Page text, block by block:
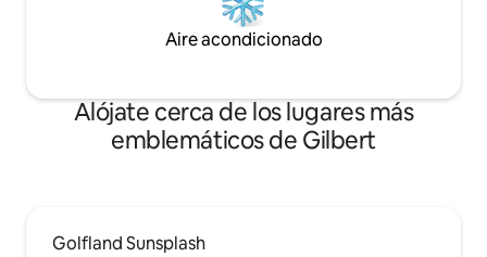
Aire acondicionado
Alójate cerca de los lugares más
emblemáticos de Gilbert
Golfland Sunsplash